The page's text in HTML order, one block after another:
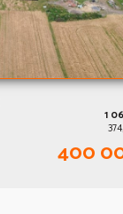
1
400